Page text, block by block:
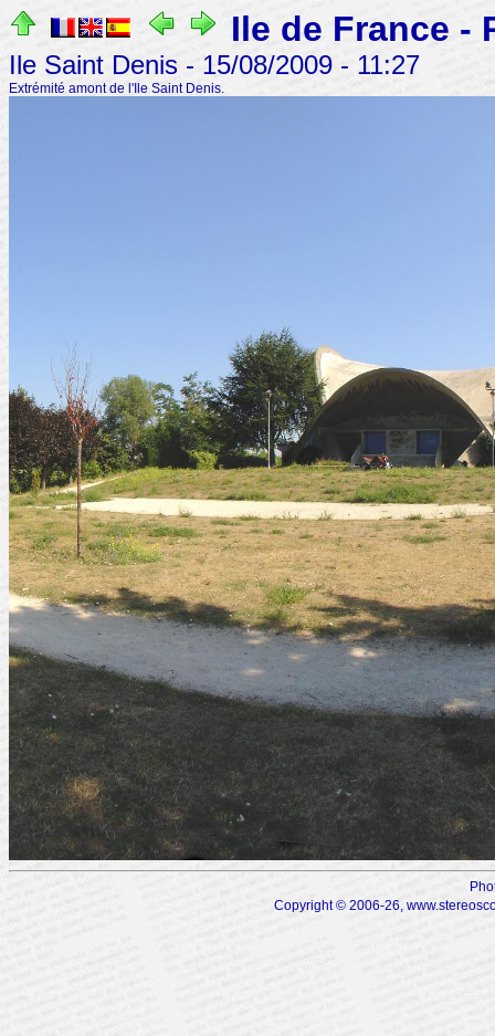
Ile de France -
Ile Saint Denis - 15/08/2009 - 11:27
Extrémité amont de l'Ile Saint Denis.
Copyright © 2006-26,